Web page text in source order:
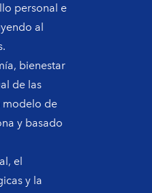
personal e
al
bienestar
de las
modelo de
y basado
el
y la